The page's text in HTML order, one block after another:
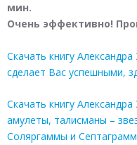
мин.
Очень эффективно!
Скачать книгу
сделает Вас успешными,
Скачать книгу
амулеты, талисманы –
Соляргаммы и